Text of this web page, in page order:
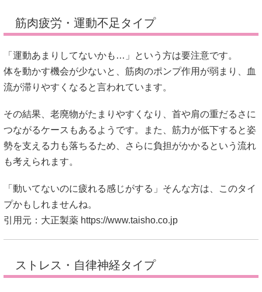
筋肉疲労・運動不足タイプ
「運動あまりしてないかも…」という方は要注意です。
体を動かす機会が少ないと、筋肉のポンプ作用が弱まり、血
流が滞りやすくなると言われています。
その結果、老廃物がたまりやすくなり、首や肩の重だるさに
つながるケースもあるようです。また、筋力が低下すると姿
勢を支える力も落ちるため、さらに負担がかかるという流れ
も考えられます。
「動いてないのに疲れる感じがする」そんな方は、このタイ
プかもしれませんね。
引用元：大正製薬 https://www.taisho.co.jp
ストレス・自律神経タイプ